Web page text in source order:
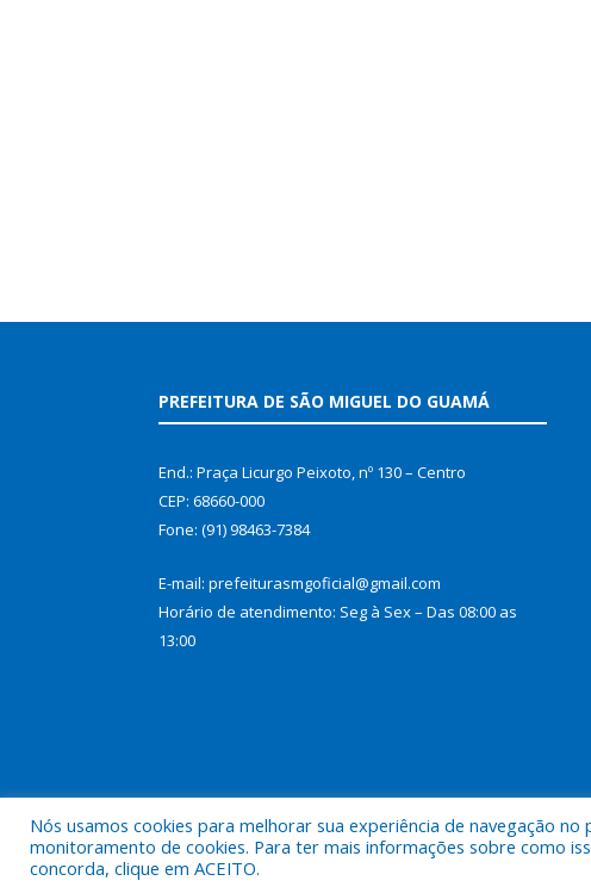
PREFEITURA DE SÃO MIGUEL DO GUAMÁ
End.: Praça Licurgo Peixoto, nº 130 – Centro
CEP: 68660-000
Fone: (91) 98463-7384
E-mail: prefeiturasmgoficial@gmail.com
Horário de atendimento: Seg à Sex – Das 08:00 as
13:00
Nós usamos cookies para melhorar sua experiência de navegação
monitoramento de cookies. Para ter mais informações sobre como
concorda, clique em ACEITO.